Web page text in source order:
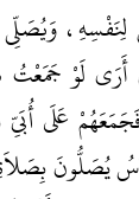
لِنَفْسِهِ،
أَرَى لَوْ جَمَعْتُ
عَلَى
يُصَلُّونَ